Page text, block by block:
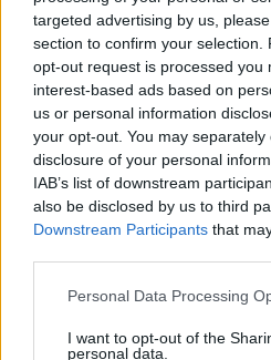
targeted advertising by us,
section to confirm your selection.
opt-out request is processed you
interest-based ads based on
us or personal information
your opt-out. You may
disclosure of your personal
IAB’s list of downstream
also be disclosed by us to third
Downstream Participants that
Please note that this website/app
not limited to your visit or usage
Personal Data Processing
I want to opt-out of the
personal data.
menni. És ez attól
téged nem közpénzből
ennek bármi köze lenne a
sixx
10 éve
@SomiTomi : soha nem is
Patrick Bateman
10 éve